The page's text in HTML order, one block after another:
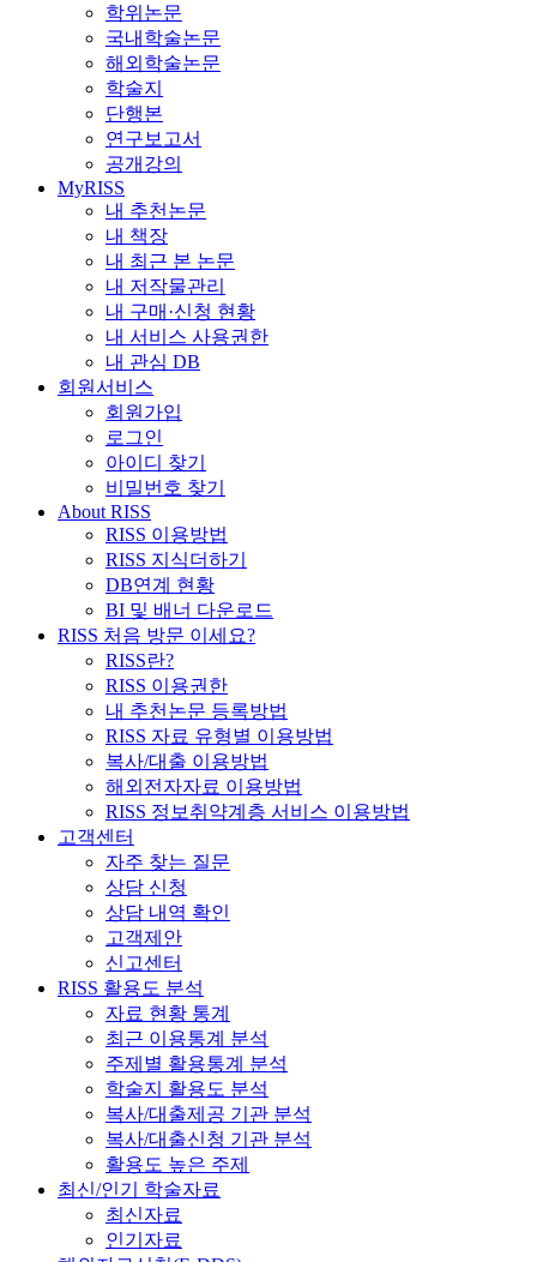
학위논문
국내학술논문
해외학술논문
학술지
단행본
연구보고서
공개강의
MyRISS
내 추천논문
내 책장
내 최근 본 논문
내 저작물관리
내 구매·신청 현황
내 서비스 사용권한
내 관심 DB
회원서비스
회원가입
로그인
아이디 찾기
비밀번호 찾기
About RISS
RISS 이용방법
RISS 지식더하기
DB연계 현황
BI 및 배너 다운로드
RISS 처음 방문 이세요?
RISS란?
RISS 이용권한
내 추천논문 등록방법
RISS 자료 유형별 이용방법
복사/대출 이용방법
해외전자자료 이용방법
RISS 정보취약계층 서비스 이용방법
고객센터
자주 찾는 질문
상담 신청
상담 내역 확인
고객제안
신고센터
RISS 활용도 분석
자료 현황 통계
최근 이용통계 분석
주제별 활용통계 분석
학술지 활용도 분석
복사/대출제공 기관 분석
복사/대출신청 기관 분석
활용도 높은 주제
최신/인기 학술자료
최신자료
인기자료